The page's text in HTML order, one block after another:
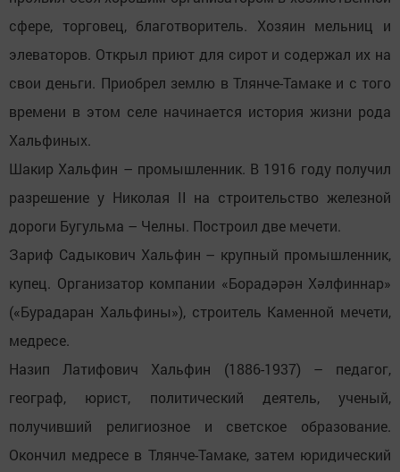
сфере, торговец, благотворитель. Хозяин мельниц и
элеваторов. Открыл приют для сирот и содержал их на
свои деньги. Приобрел землю в Тлянче-Тамаке и с того
времени в этом селе начинается история жизни рода
Хальфиных.
Шакир Хальфин – промышленник. В 1916 году получил
разрешение у Николая II на строительство железной
дороги Бугульма – Челны. Построил две мечети.
Зариф Садыкович Хальфин – крупный промышленник,
купец. Организатор компании «Борадәрән Хәлфиннар»
(«Бурадаран Хальфины»), строитель Каменной мечети,
медресе.
Назип Латифович Хальфин (1886-1937) – педагог,
географ, юрист, политический деятель, ученый,
получивший религиозное и светское образование.
Окончил медресе в Тлянче-Тамаке, затем юридический